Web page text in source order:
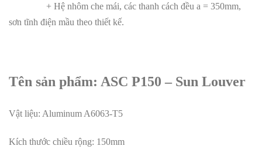
+ Hệ nhôm che mái, các thanh cách đều a = 350mm,
sơn tĩnh điện mầu theo thiết kế.
Tên sản phẩm: ASC P150 – Sun Louver
Vật liệu: Aluminum A6063-T5
Kích thước chiều rộng: 150mm